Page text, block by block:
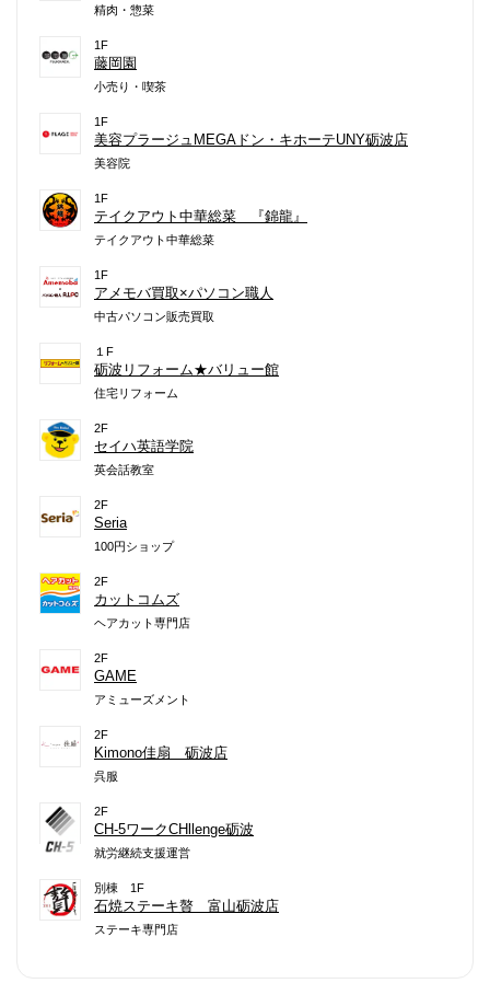
精肉・惣菜
1F
藤岡園
小売り・喫茶
1F
美容プラージュMEGAドン・キホーテUNY砺波店
美容院
1F
テイクアウト中華総菜 『錦龍』
テイクアウト中華総菜
1F
アメモバ買取×パソコン職人
中古パソコン販売買取
１F
砺波リフォーム★バリュー館
住宅リフォーム
2F
セイハ英語学院
英会話教室
2F
Seria
100円ショップ
2F
カットコムズ
ヘアカット専門店
2F
GAME
アミューズメント
2F
Kimono佳扇 砺波店
呉服
2F
CH-5ワークCHllenge砺波
就労継続支援運営
別棟 1F
石焼ステーキ贅 富山砺波店
ステーキ専門店